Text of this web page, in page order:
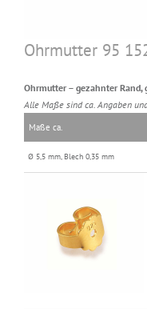
Ohrmutter 95
Ohrmutter – gezahnter
Alle Maße sind ca. Angaben
Maße ca.
Ø 5,5 mm, Blech 0,35 mm